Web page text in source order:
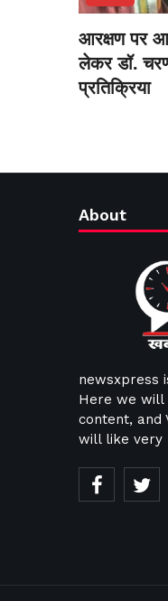
आरक्षण पर
लेकर डॉ.
प्रतिक्रिया
About
newsxpress
Here we will
content, and
will like very